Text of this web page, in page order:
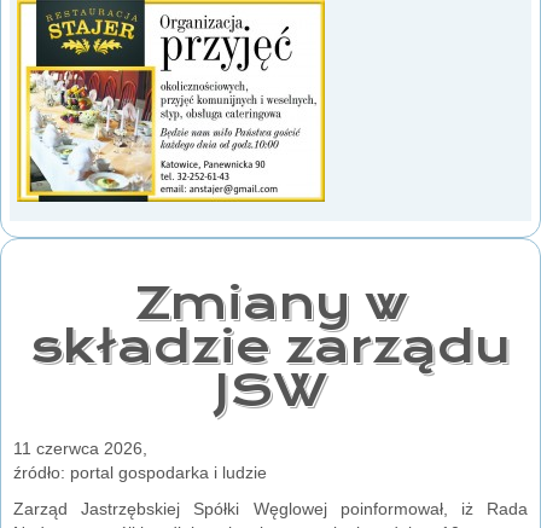
Zmiany w
składzie zarządu
JSW
11 czerwca 2026,
źródło: portal gospodarka i ludzie
Zarząd Jastrzębskiej Spółki Węglowej poinformował, iż Rada